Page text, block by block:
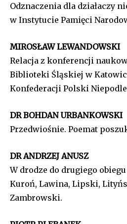
Odznaczenia dla działaczy
w Instytucie Pamięci
MIROSŁAW LEWANDOWSKI
Relacja z konferencji
Biblioteki Śląskiej w
Konfederacji Polski
DR BOHDAN URBANKOWSKI
Przedwiośnie. Poemat
DR ANDRZEJ ANUSZ
W drodze do drugiego obiegu
Kuroń, Lawina, Lipski,
Zambrowski.